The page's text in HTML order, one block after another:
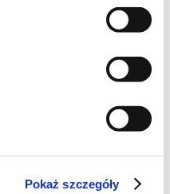
Pokaż szczegóły